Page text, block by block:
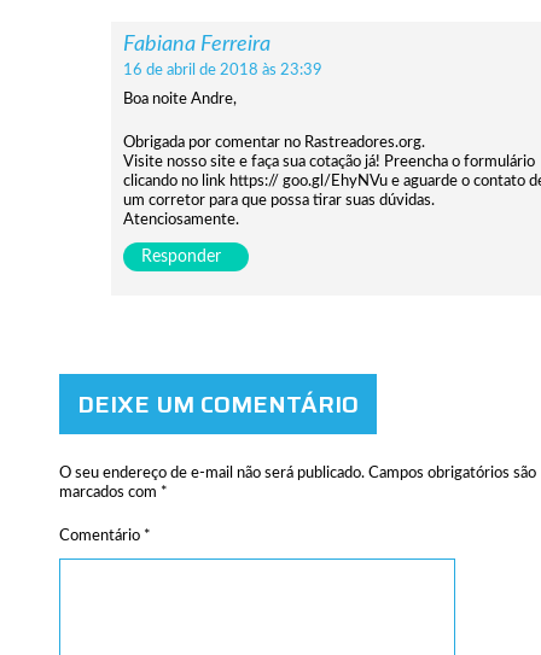
Fabiana Ferreira
16 de abril de 2018 às 23:39
Boa noite Andre,
Obrigada por comentar no Rastreadores.org.
Visite nosso site e faça sua cotação já! Preencha o formulário
clicando no link https:// goo.gl/EhyNVu e aguarde o contato
um corretor para que possa tirar suas dúvidas.
Atenciosamente.
Responder
DEIXE UM COMENTÁRIO
O seu endereço de e-mail não será publicado. Campos obrigatórios são
marcados com *
Comentário *